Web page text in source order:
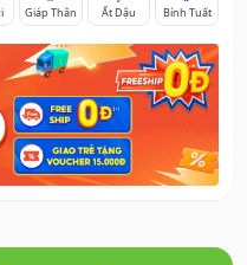
Giáp Thân
Ất Dậu
Bính Tuất